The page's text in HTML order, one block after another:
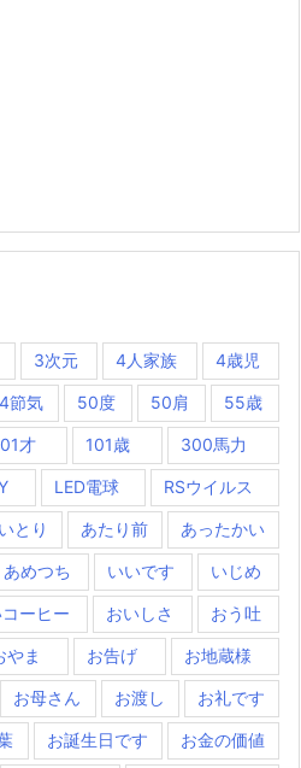
3次元 4人家族 4歳児
節気 50度 50肩 55歳
才 101歳 300馬力
LED電球 RSウイルス
とり あたり前 あったかい
あめつち いいです いじめ
ーヒー おいしさ おう吐
やま お告げ お地蔵様
お母さん お渡し お礼です
お誕生日です お金の価値